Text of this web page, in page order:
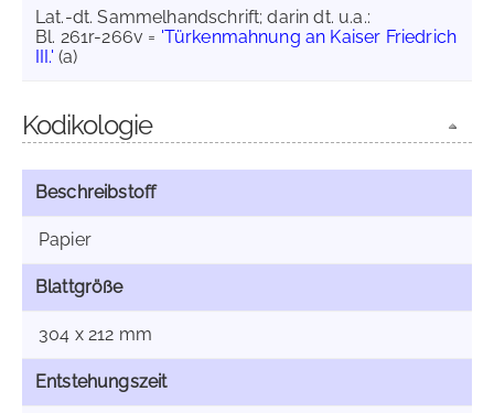
Lat.-dt. Sammelhandschrift; darin dt. u.a.:
Bl. 261r-266v = 'Türkenmahnung an Kaiser Friedrich
III.' (a)
Kodikologie
Beschreibstoff
Papier
Blattgröße
304 x 212 mm
Entstehungszeit